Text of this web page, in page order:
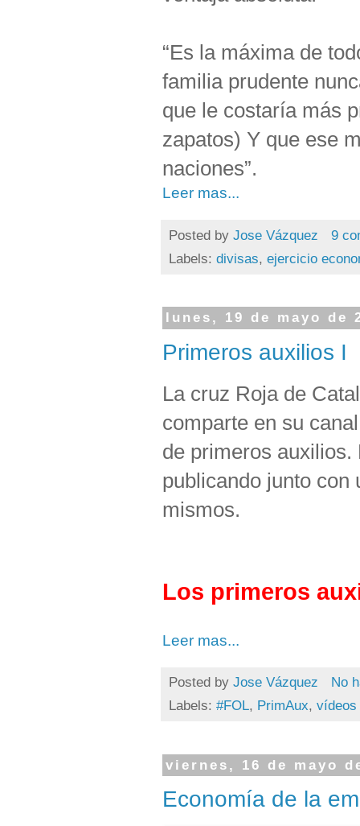
“Es la máxima de
familia prudente
que le costaría más
zapatos) Y que ese
naciones”.
Leer mas...
Posted by Jose Vázquez
9
Labels: divisas, ejercicio
lunes, 19 de mayo de
Primeros auxilios I
La cruz Roja de
comparte en su
de primeros
publicando junto con
mismos.
Los primeros
Leer mas...
Posted by Jose Vázquez
No
Labels: #FOL, PrimAux, vídeos
viernes, 16 de mayo
Economía de la